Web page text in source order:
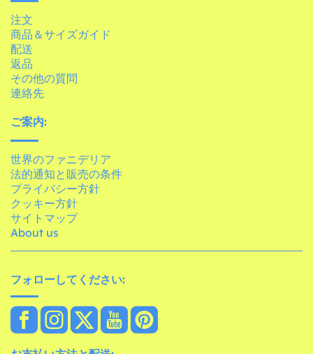
注文
商品＆サイズガイド
配送
返品
その他の質問
連絡先
ご案内:
世界のファニデリア
法的通知と販売の条件
プライバシー方針
クッキー方針
サイトマップ
About us
フォローしてください: